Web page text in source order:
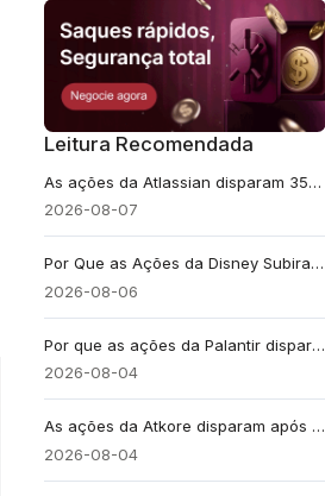
Leitura Recomendada
As ações da Atlassian disparam 35%, apesar da previsão de crescimento de 13%
2026-08-07
Por Que as Ações da Disney Subiram 3,7% Apesar da Receita Fraca?
2026-08-06
Por que as ações da Palantir dispararam: crescimento de 93%, fluxo de caixa livre de US$ 1,2 bilhão e revisão para cima das projeções
2026-08-04
As ações da Atkore disparam após a aquisição da empresa pela Prysmian por US$ 3,8 bilhões. O que a Prysmian está comprando, afinal?
2026-08-04